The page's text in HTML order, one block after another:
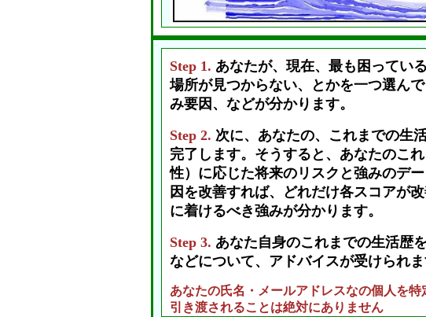
Step 1. あなたが、現在、最も困ってい
場所が見つからない、とかを一つ選ん
み要因、などが分かります。
Step 2. 次に、あなたの、これまでの生
完了します。そうすると、あなたのこ
性）に応じた将来のリスクと強みのデ
因を改善すれば、どれだけ各スコアが
に着けるべき強みが分かります。
Step 3. あなた自身のこれまでの生活歴
などについて、アドバイスが受けられま
あなたの氏名・メールアドレスなの個人を
引き渡されることは絶対にありません